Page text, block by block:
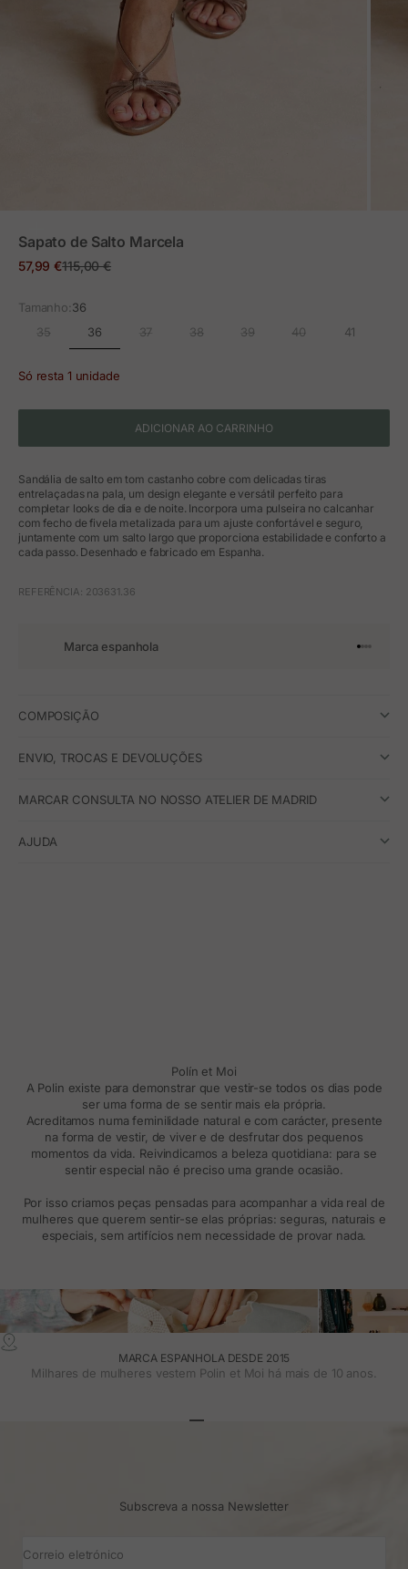
Sapato de Salto Marcela
Preço em promoção
57,99 €Preço normal
115,00 €
Tamanho:36
35
36 37 38 39 40 41
Só resta 1 unidade
ADICIONAR AO CARRINHO
Sandália de salto em tom castanho cobre com delicadas tiras
entrelaçadas na pala, um design elegante e versátil perfeito para
completar looks de dia e de noite. Incorpora uma pulseira no calcanhar
com fecho de fivela metalizada para um ajuste confortável e seguro,
juntamente com um salto largo que proporciona estabilidade e conforto a
cada passo. Desenhado e fabricado em Espanha.
REFERÊNCIA: 203631.36
Marca espanhola Ir para o
Ir para
Ir para
Ir para
COMPOSIÇÃO
ENVIO, TROCAS E DEVOLUÇÕES
MARCAR CONSULTA NO NOSSO ATELIER DE MADRID
AJUDA
Polín et Moi
A Polin existe para demonstrar que vestir-se todos os dias pode
ser uma forma de se sentir mais ela própria.
Acreditamos numa feminilidade natural e com carácter, presente
na forma de vestir, de viver e de desfrutar dos pequenos
momentos da vida. Reivindicamos a beleza quotidiana: para se
sentir especial não é preciso uma grande ocasião.
Por isso criamos peças pensadas para acompanhar a vida real de
mulheres que querem sentir-se elas próprias: seguras, naturais e
especiais, sem artifícios nem necessidade de provar nada.
MARCA ESPANHOLA DESDE 2015
Milhares de mulheres vestem Polin et Moi há mais de 10 anos.
Subscreva a nossa Newsletter
Correio eletrónico